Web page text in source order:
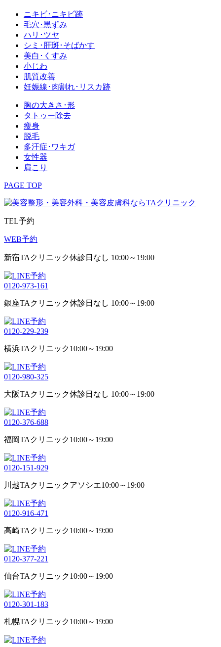
ニキビ･ニキビ跡
毛穴･黒ずみ
ハリ･ツヤ
シミ･肝斑･そばかす
美白･くすみ
小じわ
肌質改善
妊娠線･肉割れ･リスカ跡
胸の大きさ･形
タトゥー除去
痩身
脱毛
多汗症･ワキガ
女性器
肩こり
PAGE TOP
TEL予約
WEB予約
新宿TAクリニック休診日なし 10:00～19:00
0120-973-161
銀座TAクリニック休診日なし 10:00～19:00
0120-229-239
横浜TAクリニック10:00～19:00
0120-980-325
大阪TAクリニック休診日なし 10:00～19:00
0120-376-688
福岡TAクリニック10:00～19:00
0120-151-929
川越TAクリニックアソシエ10:00～19:00
0120-916-471
高崎TAクリニック10:00～19:00
0120-377-221
仙台TAクリニック10:00～19:00
0120-301-183
札幌TAクリニック10:00～19:00